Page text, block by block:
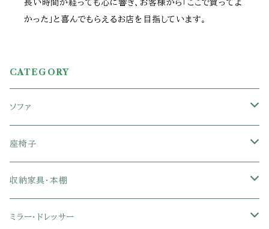
長い時間が経っても心に響き、お客様から「ここで買ってよ
かった」と喜んでもらえるお店を目指しています。
CATEGORY
ソファ
1人掛けソファ
2人掛けソファ
3人掛けソファ
座椅子
1人掛け座椅子
2人掛け座椅子
収納家具・本棚
カラーボックス
ミラー・ドレッサー